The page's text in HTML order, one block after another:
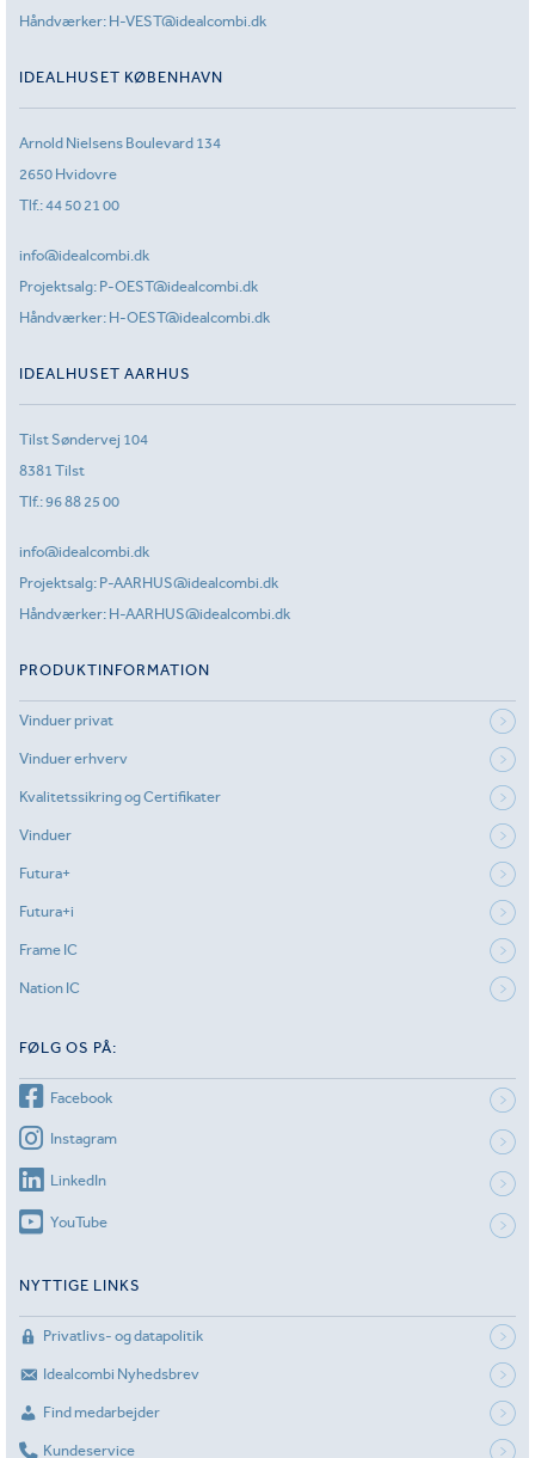
Håndværker: H-VEST@idealcombi.dk
IDEALHUSET KØBENHAVN
Arnold Nielsens Boulevard 134
2650 Hvidovre
Tlf.:44 50 21 00
info@idealcombi.dk
Projektsalg: P-OEST@idealcombi.dk
Håndværker: H-OEST@idealcombi.dk
IDEALHUSET AARHUS
Tilst Søndervej 104
8381 Tilst
Tlf.:96 88 25 00
info@idealcombi.dk
Projektsalg: P-AARHUS@idealcombi.dk
Håndværker: H-AARHUS@idealcombi.dk
PRODUKTINFORMATION
Vinduer privat
Vinduer erhverv
Kvalitetssikring og Certifikater
Vinduer
Futura+
Futura+i
Frame IC
Nation IC
FØLG OS PÅ:
Facebook
Instagram
LinkedIn
YouTube
NYTTIGE LINKS
Privatlivs- og datapolitik
Idealcombi Nyhedsbrev
Find medarbejder
Kundeservice